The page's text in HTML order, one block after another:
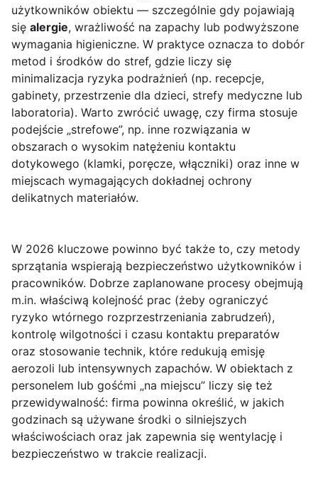
użytkowników obiektu — szczególnie gdy pojawiają
się alergie, wrażliwość na zapachy lub podwyższone
wymagania higieniczne. W praktyce oznacza to dobór
metod i środków do stref, gdzie liczy się
minimalizacja ryzyka podrażnień (np. recepcje,
gabinety, przestrzenie dla dzieci, strefy medyczne lub
laboratoria). Warto zwrócić uwagę, czy firma stosuje
podejście „strefowe”, np. inne rozwiązania w
obszarach o wysokim natężeniu kontaktu
dotykowego (klamki, poręcze, włączniki) oraz inne w
miejscach wymagających dokładnej ochrony
delikatnych materiałów.
W 2026 kluczowe powinno być także to, czy metody
sprzątania wspierają bezpieczeństwo użytkowników i
pracowników. Dobrze zaplanowane procesy obejmują
m.in. właściwą kolejność prac (żeby ograniczyć
ryzyko wtórnego rozprzestrzeniania zabrudzeń),
kontrolę wilgotności i czasu kontaktu preparatów
oraz stosowanie technik, które redukują emisję
aerozoli lub intensywnych zapachów. W obiektach z
personelem lub gośćmi „na miejscu” liczy się też
przewidywalność: firma powinna określić, w jakich
godzinach są używane środki o silniejszych
właściwościach oraz jak zapewnia się wentylację i
bezpieczeństwo w trakcie realizacji.